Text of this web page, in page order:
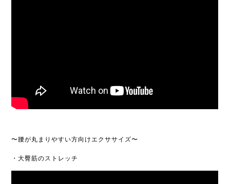
〜腰が丸まりやすい方向けエクササイズ〜
・大臀筋のストレッチ